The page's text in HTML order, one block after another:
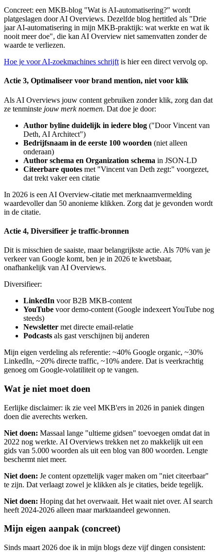
Concreet: een MKB-blog "Wat is AI-automatisering?" wordt
platgeslagen door AI Overviews. Dezelfde blog hertitled als "Drie
jaar AI-automatisering in mijn MKB-praktijk: wat werkte en wat ik
nooit meer doe", die kan AI Overview niet samenvatten zonder de
waarde te verliezen.
Hoe je voor AI-zoekmachines schrijft is hier een direct vervolg op.
Actie 3, Optimaliseer voor brand mention, niet voor klik
Als AI Overviews jouw content gebruiken zonder klik, zorg dan dat
ze tenminste jouw merk noemen. Dat doe je door:
Author byline duidelijk in iedere blog ("Door Vincent van
Deth, AI Architect")
Bedrijfsnaam in de eerste 100 woorden (niet alleen
onderaan)
Author schema en Organization schema in JSON-LD
Citeerbare quotes met "Vincent van Deth zegt:" voorgezet,
dat trekt vaker een citatie
In 2026 is een AI Overview-citatie met merknaamvermelding
waardevoller dan 50 anonieme klikken. Zorg dat je gevonden wordt
in de citatie.
Actie 4, Diversifieer je traffic-bronnen
Dit is misschien de saaiste, maar belangrijkste actie. Als 70% van je
verkeer van Google komt, ben je in 2026 te kwetsbaar,
onafhankelijk van AI Overviews.
Diversifieer:
LinkedIn voor B2B MKB-content
YouTube voor demo-content (Google indexeert YouTube nog
steeds)
Newsletter met directe email-relatie
Podcasts als gast verschijnen bij anderen
Mijn eigen verdeling als referentie: ~40% Google organic, ~30%
LinkedIn, ~20% directe traffic, ~10% andere. Dat is veerkrachtig
genoeg om Google-volatiliteit op te vangen.
Wat je niet moet doen
Eerlijke disclaimer: ik zie veel MKB'ers in 2026 in paniek dingen
doen die averechts werken.
Niet doen: Massaal lange "ultieme gidsen" toevoegen omdat dat in
2022 nog werkte. AI Overviews trekken net zo makkelijk uit een
gids van 5.000 woorden als uit een blog van 800 woorden. Lengte
beschermt niet meer.
Niet doen: Je content opzettelijk vager maken om "niet citeerbaar"
te zijn. Dat verlaagt zowel je klikken als je citaties, beide tegelijk.
Niet doen: Hoping dat het overwaait. Het waait niet over. AI search
heeft 2024-2026 alleen maar marktaandeel gewonnen.
Mijn eigen aanpak (concreet)
Sinds maart 2026 doe ik in mijn blogs deze vijf dingen consistent: